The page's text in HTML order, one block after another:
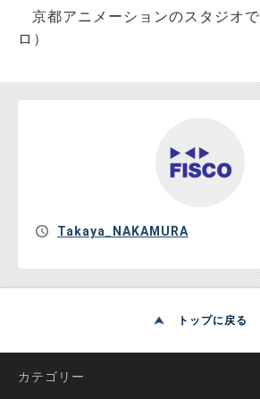
京都アニメーションのスタジオ
ロ）
Takaya_NAKAMURA
トップに戻る
カテゴリー